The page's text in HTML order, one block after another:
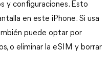
y configuraciones. Esto
en este iPhone. Si usa
puede optar por
o eliminar la eSIM y borrar